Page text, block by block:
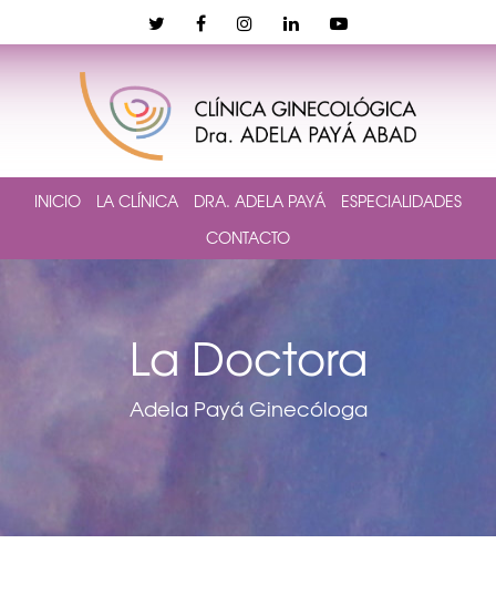
INICIO LA CLÍNICA DRA. ADELA PAYÁ
ESPECIALIDADES
CONTACTO
La Doctora
Adela Payá Ginecóloga